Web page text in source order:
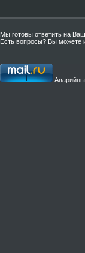
Мы готовы ответить на
Есть вопросы? Вы можете